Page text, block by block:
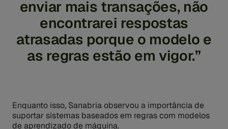
enviar mais transações, não
encontrarei respostas
atrasadas porque o modelo e
as regras estão em vigor.”
Enquanto isso, Sanabria observou a importância de
suportar sistemas baseados em regras com modelos
de aprendizado de máquina.